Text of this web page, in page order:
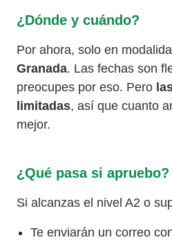
¿Dónde y cuándo?
Por ahora, solo en
Granada. Las fechas son
preocupes por eso. Pero
limitadas, así que cuanto
mejor.
¿Qué pasa si apruebo?
Si alcanzas el nivel A2 o
Te enviarán un correo